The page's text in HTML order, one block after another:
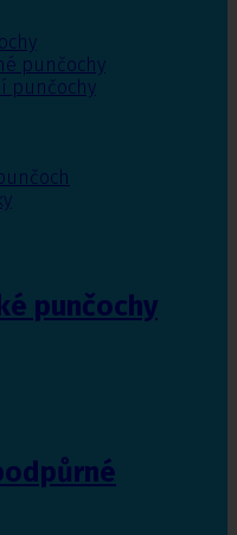
punčochy
punčochy
punčochy